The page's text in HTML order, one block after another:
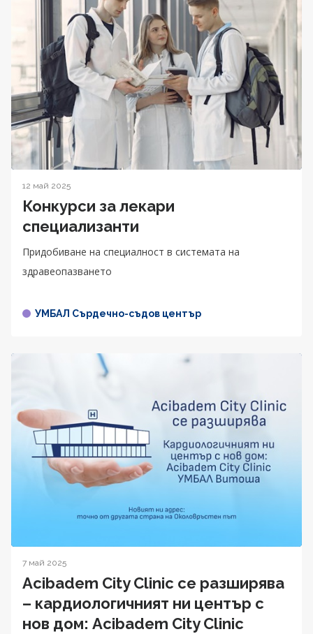
12 май 2025
Конкурси за лекари
специализанти
Придобиване на специалност в системата на
здравеопазването
УМБАЛ Сърдечно-съдов център
7 май 2025
Acibadem City Clinic се разширява
– кардиологичният ни център с
нов дом: Acibadem City Clinic